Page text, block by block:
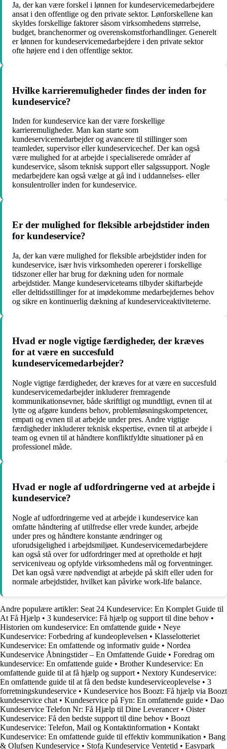
Ja, der kan være forskel i lønnen for kundeservicemedarbejdere
ansat i den offentlige og den private sektor. Lønforskellene kan
skyldes forskellige faktorer såsom virksomhedens størrelse,
budget, branchenormer og overenskomstforhandlinger. Generelt
er lønnen for kundeservicemedarbejdere i den private sektor
ofte højere end i den offentlige sektor.
Hvilke karrieremuligheder findes der inden for
kundeservice?
Inden for kundeservice kan der være forskellige
karrieremuligheder. Man kan starte som
kundeservicemedarbejder og avancere til stillinger som
teamleder, supervisor eller kundeservicechef. Der kan også
være mulighed for at arbejde i specialiserede områder af
kundeservice, såsom teknisk support eller salgssupport. Nogle
medarbejdere kan også vælge at gå ind i uddannelses- eller
konsulentroller inden for kundeservice.
Er der mulighed for fleksible arbejdstider inden
for kundeservice?
Ja, der kan være mulighed for fleksible arbejdstider inden for
kundeservice, især hvis virksomheden opererer i forskellige
tidszoner eller har brug for dækning uden for normale
arbejdstider. Mange kundeserviceteams tilbyder skiftarbejde
eller deltidsstillinger for at imødekomme medarbejdernes behov
og sikre en kontinuerlig dækning af kundeserviceaktiviteterne.
Hvad er nogle vigtige færdigheder, der kræves
for at være en succesfuld
kundeservicemedarbejder?
Nogle vigtige færdigheder, der kræves for at være en succesfuld
kundeservicemedarbejder inkluderer fremragende
kommunikationsevner, både skriftligt og mundtligt, evnen til at
lytte og afgøre kundens behov, problemløsningskompetencer,
empati og evnen til at arbejde under pres. Andre vigtige
færdigheder inkluderer teknisk ekspertise, evnen til at arbejde i
team og evnen til at håndtere konfliktfyldte situationer på en
professionel måde.
Hvad er nogle af udfordringerne ved at arbejde i
kundeservice?
Nogle af udfordringerne ved at arbejde i kundeservice kan
omfatte håndtering af utilfredse eller vrede kunder, arbejde
under pres og håndtere konstante ændringer og
uforudsigelighed i arbejdsmiljøet. Kundeservicemedarbejdere
kan også stå over for udfordringer med at opretholde et højt
serviceniveau og opfylde virksomhedens mål og forventninger.
Det kan også være nødvendigt at arbejde på skift eller uden for
normale arbejdstider, hvilket kan påvirke work-life balance.
Andre populære artikler: Seat 24 Kundeservice: En Komplet Guide til
At Få Hjælp • 3 kundeservice: Få hjælp og support til dine behov •
Historien om kundeservice: En omfattende guide • Neye
Kundeservice: Forbedring af kundeoplevelsen • Klasselotteriet
Kundeservice: En omfattende og informativ guide • Nordea
Kundeservice Åbningstider – En Omfattende Guide • Foredrag om
kundeservice: En omfattende guide • Brother Kundeservice: En
omfattende guide til at få hjælp og support • Nextory Kundeservice:
En omfattende guide til at få den bedste kundeserviceoplevelse • 3
forretningskundeservice • Kundeservice hos Boozt: Få hjælp via Boozt
kundeservice chat • Kundeservice på Fyn: En omfattende guide • Dao
Kundeservice Telefon Nr: Få Hjælp til Dine Leverancer• Oister
Kundeservice: Få den bedste support til dine behov • Boozt
Kundeservice: Telefon, Mail og Kontaktinformation • Kontakt
Kundeservice: En omfattende guide til effektiv kommunikation • Bang
& Olufsen Kundeservice • Stofa Kundeservice Ventetid • Easypark